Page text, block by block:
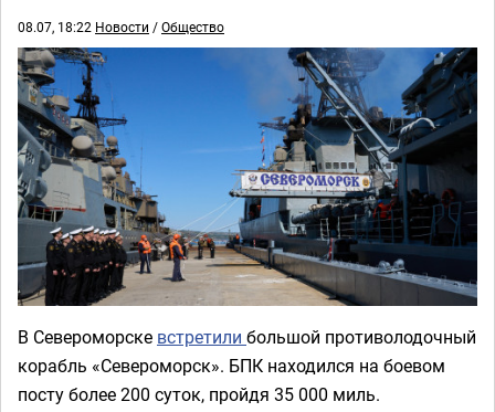
08.07, 18:22 Новости /Общество
В Североморске встретили большой противолодочный
корабль «Североморск». БПК находился на боевом
посту более 200 суток, пройдя 35 000 миль.